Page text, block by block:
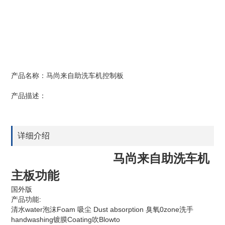
产品名称：马尚来自助洗车机控制板
产品描述：
详细介绍
马尚来自助洗车机
主板功能
国外版
产品功能:
清水water泡沫Foam 吸尘 Dust absorption 臭氧0zone洗手
handwashing镀膜Coating吹Blowto